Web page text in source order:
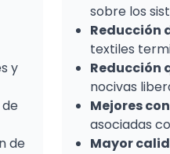
y
de
sobre los
Reducción
textiles
Reducción
nocivas
Mejores
asociadas
Mayor